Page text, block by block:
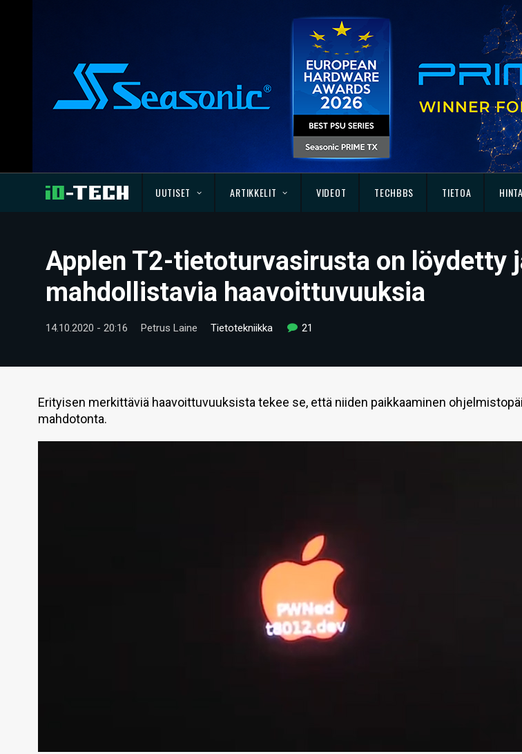
UUTISET ARTIKKELIT VIDEOT TECHBBS TIETOA
Applen T2-tietoturvasirusta on löydetty
mahdollistavia haavoittuvuuksia
14.10.2020 - 20:16 Petrus Laine Tietotekniikka 21
Erityisen merkittäviä haavoittuvuuksista tekee se, että niiden paikkaaminen
mahdotonta.